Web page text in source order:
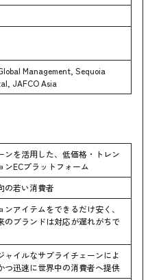
Management, Sequoia
JAFCO Asia
ンを活用した、低価格・トレン
ンECプラットフォーム
の若い消費者
アイテムをできるだけ安く、
のブランドは対応が遅れがちで
ャイルなサプライチェーンによ
つ迅速に世界中の消費者へ提供